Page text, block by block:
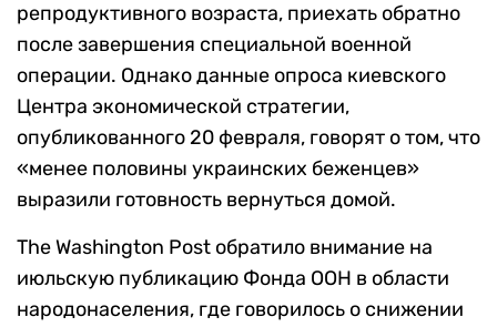
репродуктивного возраста, приехать обратно
после завершения специальной военной
операции. Однако данные опроса киевского
Центра экономической стратегии,
опубликованного 20 февраля, говорят о том, что
«менее половины украинских беженцев»
выразили готовность вернуться домой.
The Washington Post обратило внимание на
июльскую публикацию Фонда ООН в области
народонаселения, где говорилось о снижении